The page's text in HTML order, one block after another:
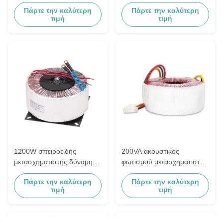
απομόνωσης σπειροειδές
αυτόματο
Πάρτε την καλύτερη
τιμή
απομόνωσης στο καλώδιο
χαλκού 120VAC
Πάρτε την καλύτερη
τιμή
1200W σπειροειδής
μετασχηματιστής δύναμης
σιδηροδρομικών σταθμών
160VAC σε 40VAC/30A
Πάρτε την καλύτερη
τιμή
200VA ακουστικός
φωτισμού μετασχηματιστής
18VAC 0V 18VAC
απομόνωσης εξοπλισμού
σπειροειδής
Πάρτε την καλύτερη
τιμή